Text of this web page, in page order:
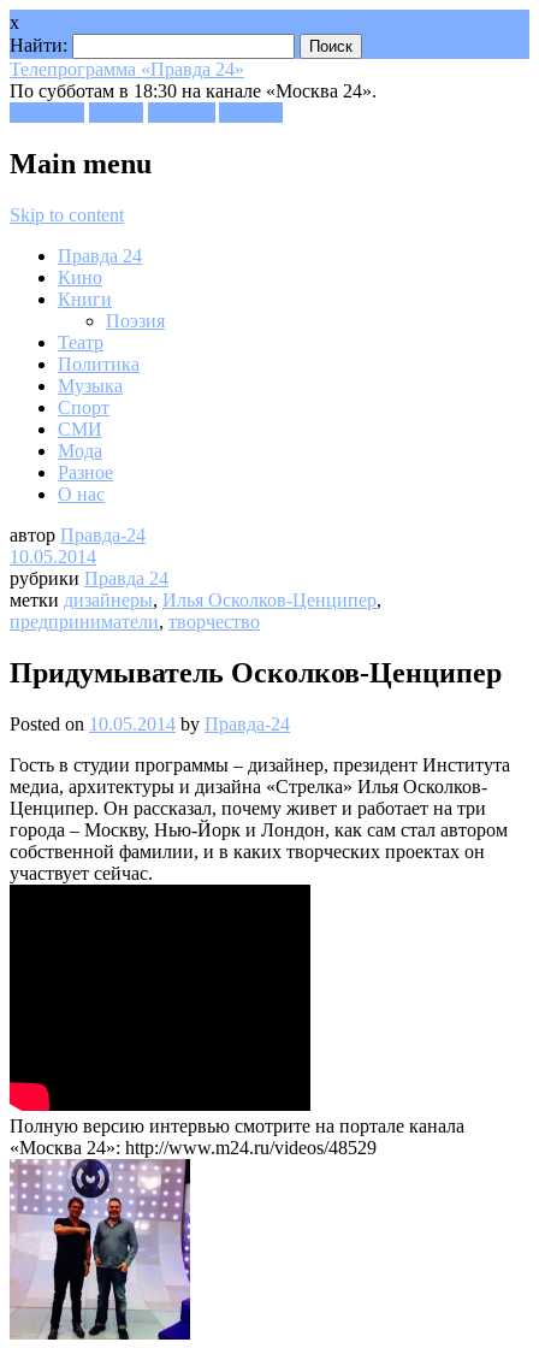
x
Найти:
Телепрограмма «Правда 24»
По субботам в 18:30 на канале «Москва 24».
Main menu
Skip to content
Правда 24
Кино
Книги
Поэзия
Театр
Политика
Музыка
Спорт
СМИ
Мода
Разное
О нас
автор Правда-24
10.05.2014
рубрики Правда 24
метки дизайнеры, Илья Осколков-Ценципер,
предприниматели, творчество
Придумыватель Осколков-Ценципер
Posted on 10.05.2014 by Правда-24
Гость в студии программы – дизайнер, президент Института
медиа, архитектуры и дизайна «Стрелка» Илья Осколков-
Ценципер. Он рассказал, почему живет и работает на три
города – Москву, Нью-Йорк и Лондон, как сам стал автором
собственной фамилии, и в каких творческих проектах он
участвует сейчас.
Полную версию интервью смотрите на портале канала
«Москва 24»: http://www.m24.ru/videos/48529